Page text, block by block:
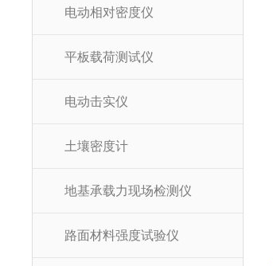
电动相对密度仪
平板载荷测试仪
电动击实仪
土壤密度计
地基承载力现场检测仪
路面材料强度试验仪